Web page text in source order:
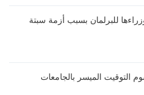
للبرلمان بسبب أزمة سبتة
التوقيت الميسر بالجامعات